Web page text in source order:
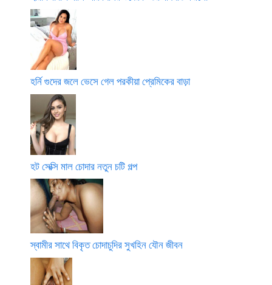
হর্নি গুদের জলে ভেসে গেল পরকীয়া প্রেমিকের বাড়া
হট সেক্সি মাল চোদার নতুন চটি গল্প
স্বামীর সাথে বিকৃত চোদাচুদির সুখহিন যৌন জীবন